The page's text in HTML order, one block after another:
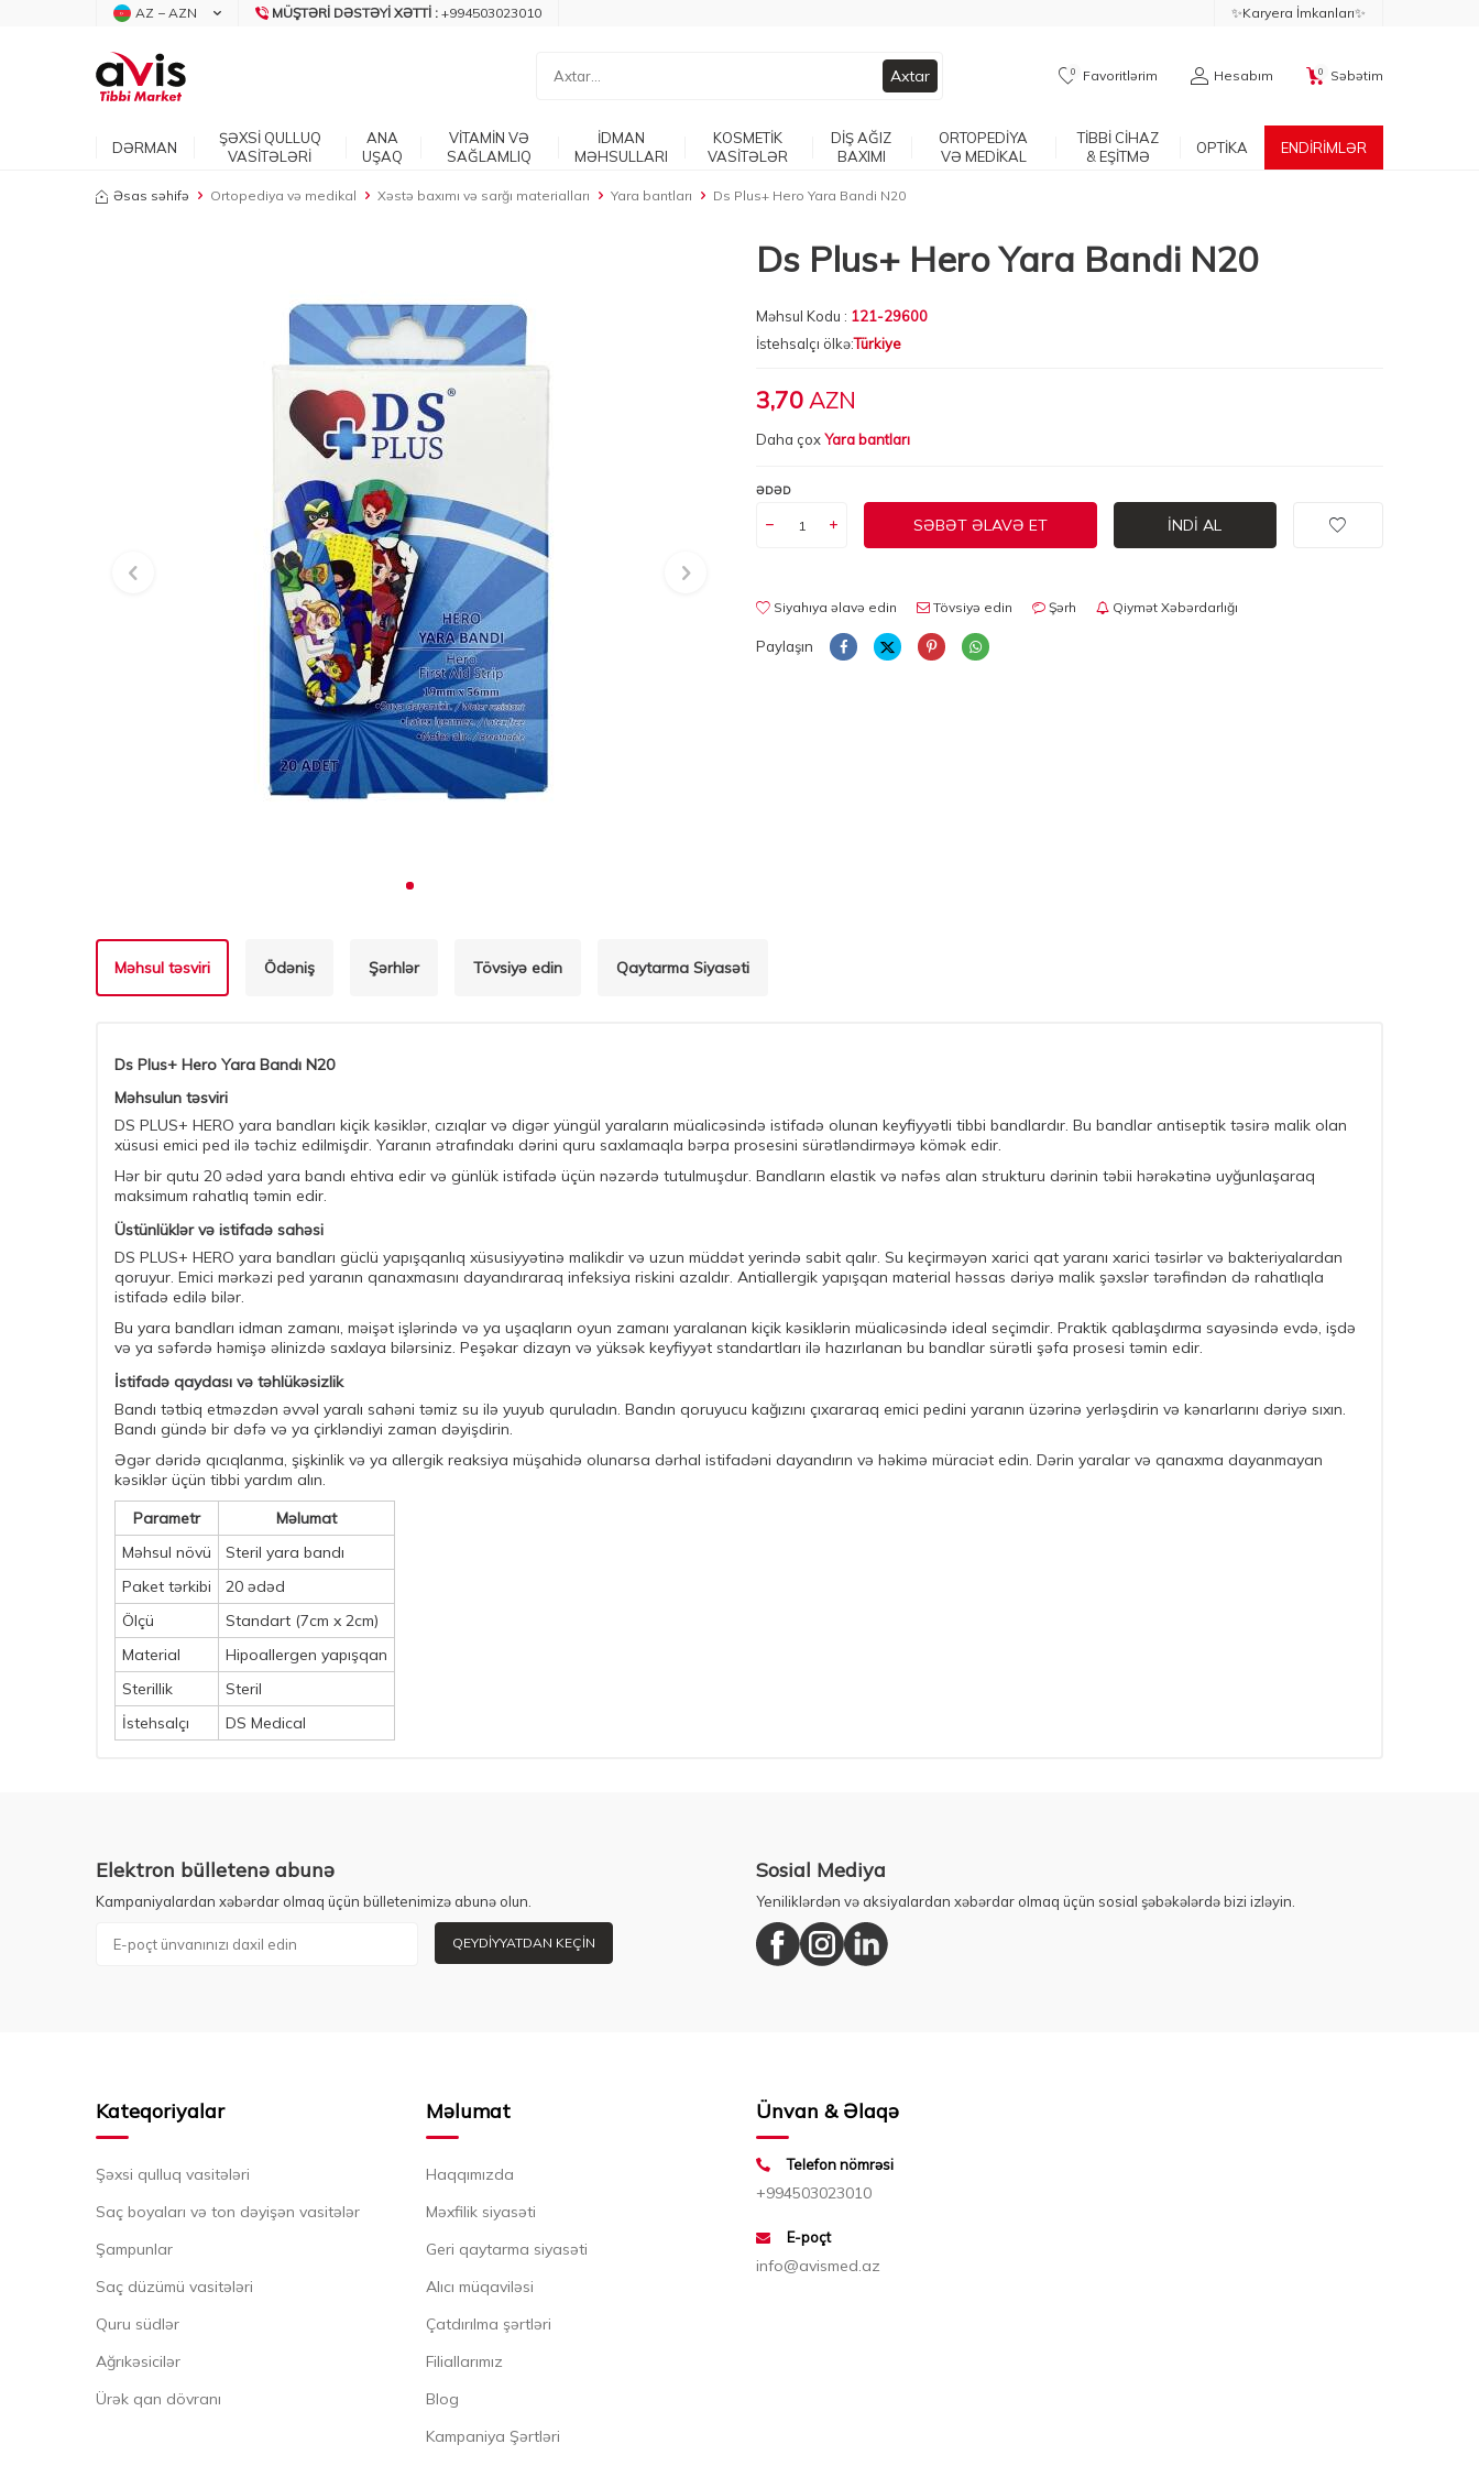
AZ − AZN MÜŞTƏRI DƏSTƏYI XƏTTI : +994503023010 ✨Karyera İmkanları✨
Axtar 0 Favoritlərim Hesabım 0 Səbətim
DƏRMAN
ŞƏXSİ QULLUQ
VASİTƏLƏRİ
ANA
UŞAQ
VİTAMİN VƏ
SAĞLAMLIQ
İDMAN
MƏHSULLARI
KOSMETİK
VASİTƏLƏR
DİŞ AĞIZ
BAXIMI
ORTOPEDİYA
VƏ MEDİKAL
TİBBİ CİHAZ
& EŞİTMƏ
OPTİKA ENDİRİMLƏR
Əsas səhifə Ortopediya və medikal Xəstə baxımı və sarğı materialları Yara bantları Ds Plus+ Hero Yara Bandi N20
Ds Plus+ Hero Yara Bandi N20
Məhsul Kodu : 121-29600
İstehsalçı ölkə:Türkiye
3,70 AZN
Daha çoxYara bantları
ƏDƏD
SƏBƏT ƏLAVƏ ET İNDI AL
Siyahıya əlavə edin Tövsiyə edin Şərh Qiymət Xəbərdarlığı
Paylaşın
Məhsul təsviri Ödəniş Şərhlər Tövsiyə edin Qaytarma Siyasəti
Ds Plus+ Hero Yara Bandı N20
Məhsulun təsviri
DS PLUS+ HERO yara bandları kiçik kəsiklər, cızıqlar və digər yüngül yaraların müalicəsində istifadə olunan keyfiyyətli tibbi bandlardır. Bu bandlar antiseptik təsirə malik olan
xüsusi emici ped ilə təchiz edilmişdir. Yaranın ətrafındakı dərini quru saxlamaqla bərpa prosesini sürətləndirməyə kömək edir.
Hər bir qutu 20 ədəd yara bandı ehtiva edir və günlük istifadə üçün nəzərdə tutulmuşdur. Bandların elastik və nəfəs alan strukturu dərinin təbii hərəkətinə uyğunlaşaraq
maksimum rahatlıq təmin edir.
Üstünlüklər və istifadə sahəsi
DS PLUS+ HERO yara bandları güclü yapışqanlıq xüsusiyyətinə malikdir və uzun müddət yerində sabit qalır. Su keçirməyən xarici qat yaranı xarici təsirlər və bakteriyalardan
qoruyur. Emici mərkəzi ped yaranın qanaxmasını dayandıraraq infeksiya riskini azaldır. Antiallergik yapışqan material həssas dəriyə malik şəxslər tərəfindən də rahatlıqla
istifadə edilə bilər.
Bu yara bandları idman zamanı, məişət işlərində və ya uşaqların oyun zamanı yaralanan kiçik kəsiklərin müalicəsində ideal seçimdir. Praktik qablaşdırma sayəsində evdə, işdə
və ya səfərdə həmişə əlinizdə saxlaya bilərsiniz. Peşəkar dizayn və yüksək keyfiyyət standartları ilə hazırlanan bu bandlar sürətli şəfa prosesi təmin edir.
İstifadə qaydası və təhlükəsizlik
Bandı tətbiq etməzdən əvvəl yaralı sahəni təmiz su ilə yuyub quruladın. Bandın qoruyucu kağızını çıxararaq emici pedini yaranın üzərinə yerləşdirin və kənarlarını dəriyə sıxın.
Bandı gündə bir dəfə və ya çirkləndiyi zaman dəyişdirin.
Əgər dəridə qıcıqlanma, şişkinlik və ya allergik reaksiya müşahidə olunarsa dərhal istifadəni dayandırın və həkimə müraciət edin. Dərin yaralar və qanaxma dayanmayan
kəsiklər üçün tibbi yardım alın.
Parametr
Məlumat
Məhsul növü
Steril yara bandı
Paket tərkibi
20 ədəd
Ölçü
Standart (7cm x 2cm)
Material
Hipoallergen yapışqan
Sterillik
Steril
İstehsalçı
DS Medical
Elektron bülletenə abunə
Kampaniyalardan xəbərdar olmaq üçün bülletenimizə abunə olun.
QEYDIYYATDAN KEÇIN
Sosial Mediya
Yeniliklərdən və aksiyalardan xəbərdar olmaq üçün sosial şəbəkələrdə bizi izləyin.
Kateqoriyalar
Şəxsi qulluq vasitələri
Saç boyaları və ton dəyişən vasitələr
Şampunlar
Saç düzümü vasitələri
Quru südlər
Ağrıkəsicilər
Ürək qan dövranı
Məlumat
Haqqımızda
Məxfilik siyasəti
Geri qaytarma siyasəti
Alıcı müqaviləsi
Çatdırılma şərtləri
Filiallarımız
Blog
Kampaniya Şərtləri
Ünvan & Əlaqə
Telefon nömrəsi
+994503023010
E-poçt
info@avismed.az